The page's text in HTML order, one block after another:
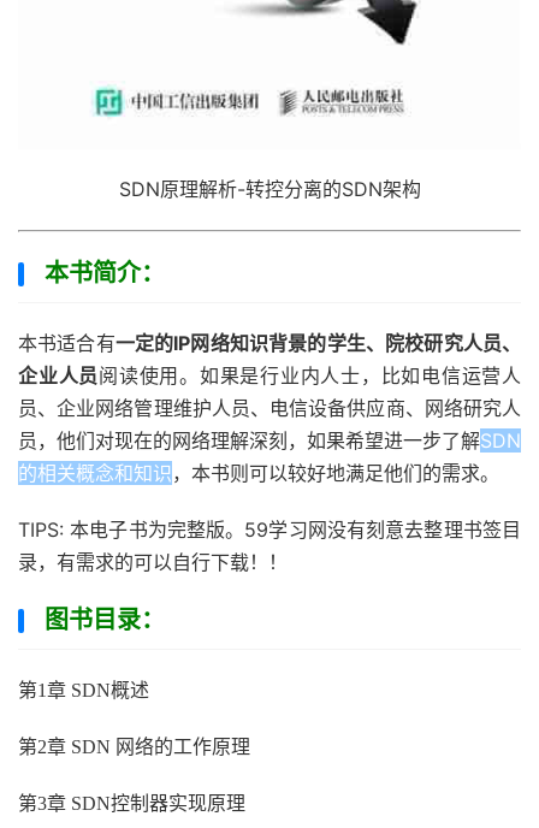
SDN原理解析-转控分离的SDN架构
本书简介：
本书适合有一定的IP网络知识背景的学生、院校研究人员、
企业人员阅读使用。如果是行业内人士，比如电信运营人
员、企业网络管理维护人员、电信设备供应商、网络研究人
员，他们对现在的网络理解深刻，如果希望进一步了解SDN
的相关概念和知识，本书则可以较好地满足他们的需求。
TIPS: 本电子书为完整版。59学习网没有刻意去整理书签目
录，有需求的可以自行下载！！
图书目录：
第1章 SDN概述
第2章 SDN 网络的工作原理
第3章 SDN控制器实现原理